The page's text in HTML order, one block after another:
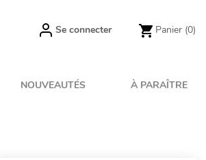
Se connecter Panier (0)
NOUVEAUTÉS À PARAÎTRE